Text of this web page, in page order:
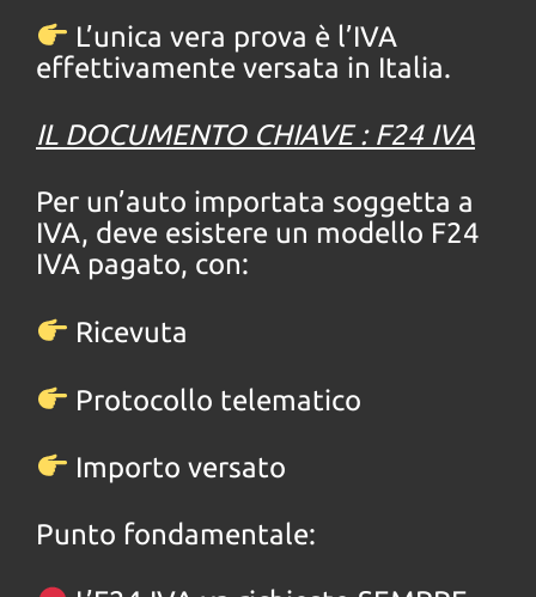
L’unica vera prova è l’IVA
effettivamente versata in Italia.
IL DOCUMENTO CHIAVE : F24 IVA
Per un’auto importata soggetta a
IVA, deve esistere un modello F24
IVA pagato, con:
Ricevuta
Protocollo telematico
Importo versato
Punto fondamentale: